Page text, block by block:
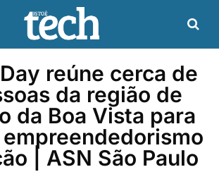
reúne cerca de
da região de
da Boa Vista para
| ASN São Paulo